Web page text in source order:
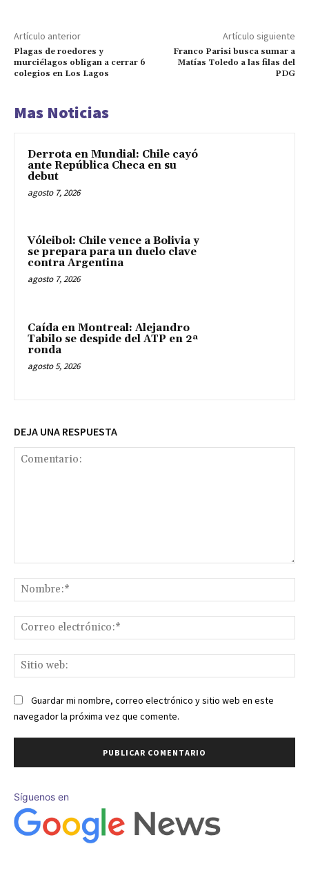
Artículo anterior
Plagas de roedores y
murciélagos obligan a cerrar 6
colegios en Los Lagos
Artículo siguiente
Franco Parisi busca sumar a
Matías Toledo a las filas del
PDG
Mas Noticias
Derrota en Mundial: Chile cayó
ante República Checa en su
debut
agosto 7, 2026
Vóleibol: Chile vence a Bolivia y
se prepara para un duelo clave
contra Argentina
agosto 7, 2026
Caída en Montreal: Alejandro
Tabilo se despide del ATP en 2ª
ronda
agosto 5, 2026
DEJA UNA RESPUESTA
Guardar mi nombre, correo electrónico y sitio web en este
navegador la próxima vez que comente.
Síguenos en